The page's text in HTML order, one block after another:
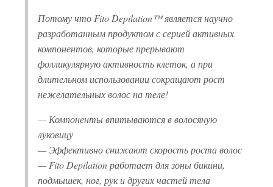
Потому что Fito Depilation™ является научно
разработанным продуктом с серией активных
компонентов, которые прерывают
фолликулярную активность клеток, а при
длительном использовании сокращают рост
нежелательных волос на теле!
— Компоненты впитываются в волосяную
луковицу
— Эффективно снижают скорость роста волос
— Fito Depilation работает для зоны бикини,
подмышек, ног, рук и других частей тела